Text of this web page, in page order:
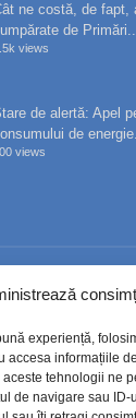
experiență,
accesa informațiile
tehnologii ne
de navigare sau
ne costă, de fapt,
de
views
de alertă: Apel
de
views